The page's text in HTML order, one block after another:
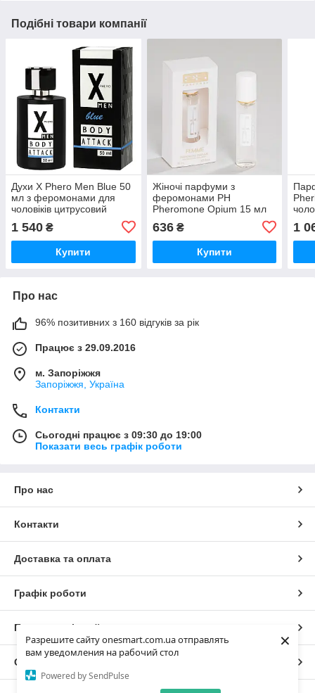
Разрешите сайту onesmart.com.ua отправлять
вам уведомления на рабочий стол
Powered by SendPulse
×
Подібні товари компанії
Духи X Phero Men Blue 50
мл з феромонами для
чоловіків цитрусовий
впевненості та уваги
1 540 ₴
Купити
Жіночі парфуми з
феромонами PH
Pheromone Opium 15 мл
приваблення уваги та
чуттєвості
636₴
Купити
1
Про нас
96% позитивних з 160 відгуків за рік
Працює з 29.09.2016
м. Запоріжжя
Запоріжжя, Україна
Контакти
Сьогодні працює з 09:30 до 19:00
Показати весь графік роботи
Про нас
Контакти
Доставка та оплата
Графік роботи
Повна версія сайту
Сайт створено на маркетплейсі